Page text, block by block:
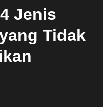
Jenis
Tidak